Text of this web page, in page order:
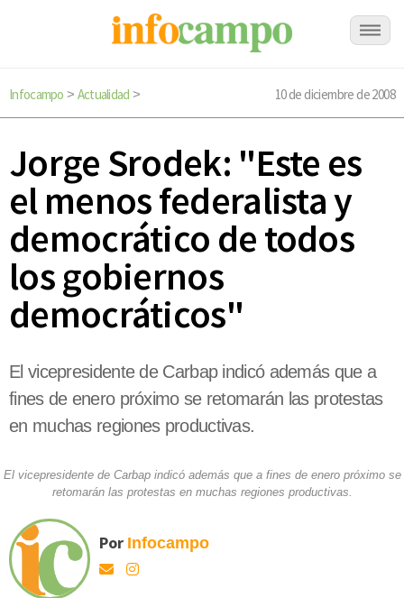
Infocampo > Actualidad > 10 de diciembre de 2008
Jorge Srodek: "Este es
el menos federalista y
democrático de todos
los gobiernos
democráticos"
El vicepresidente de Carbap indicó además que a
fines de enero próximo se retomarán las protestas
en muchas regiones productivas.
El vicepresidente de Carbap indicó además que a fines de enero próximo se
retomarán las protestas en muchas regiones productivas.
Por Infocampo